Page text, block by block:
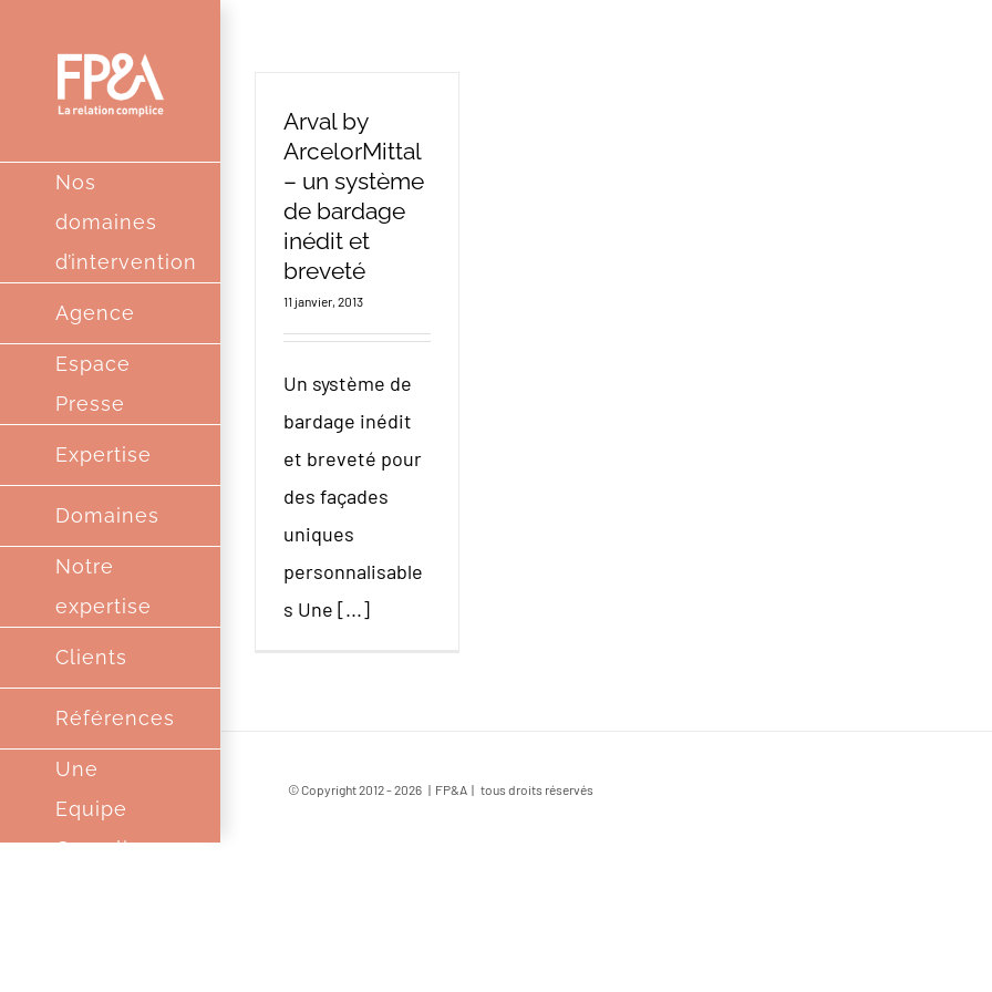
contenu
Nos
domaines
d’intervention
Agence
Espace
Presse
Expertise
Domaines
Notre
expertise
Clients
Références
Une
Equipe
Complice
Arval by
ArcelorMittal
– un système
de bardage
inédit et
breveté
11 janvier, 2013
Un système de
bardage inédit
et breveté pour
des façades
uniques
personnalisable
s Une [...]
© Copyright 2012 -2026 | FP&A | tous droits réservés